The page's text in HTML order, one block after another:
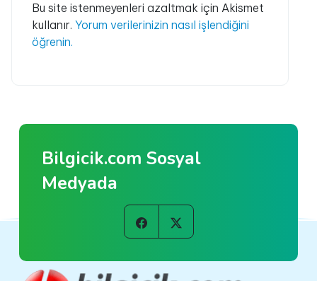
Bu site istenmeyenleri azaltmak için Akismet
kullanır. Yorum verilerinizin nasıl işlendiğini
öğrenin.
Bilgicik.com Sosyal
Medyada